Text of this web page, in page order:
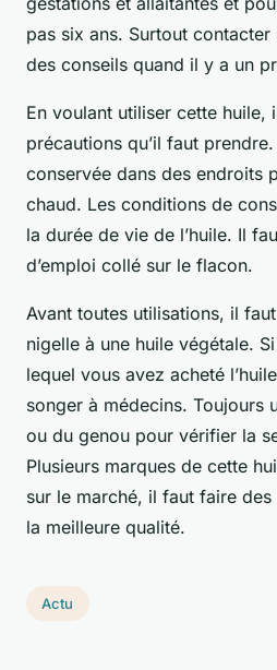
pas six ans. Surtout
des conseils quand il y a un
En voulant utiliser cette huile,
précautions qu’il faut
conservée dans des endroits
chaud. Les conditions de
la durée de vie de l’huile. Il
d’emploi collé sur le flacon.
Avant toutes utilisations, il
nigelle à une huile végétale.
lequel vous avez acheté
songer à médecins. Toujours
ou du genou pour vérifier la
Plusieurs marques de cette
sur le marché, il faut faire
la meilleure qualité.
Actu